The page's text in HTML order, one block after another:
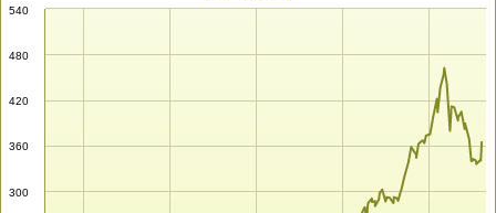
300
360
420
480
540